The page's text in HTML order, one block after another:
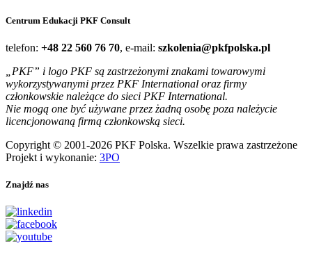
Centrum Edukacji PKF Consult
telefon: +48 22 560 76 70, e-mail: szkolenia@pkfpolska.pl
„PKF” i logo PKF są zastrzeżonymi znakami towarowymi
wykorzystywanymi przez PKF International oraz firmy
członkowskie należące do sieci PKF International.
Nie mogą one być używane przez żadną osobę poza należycie
licencjonowaną firmą członkowską sieci.
Copyright © 2001-2026 PKF Polska. Wszelkie prawa zastrzeżone
Projekt i wykonanie: 3PO
Znajdź nas